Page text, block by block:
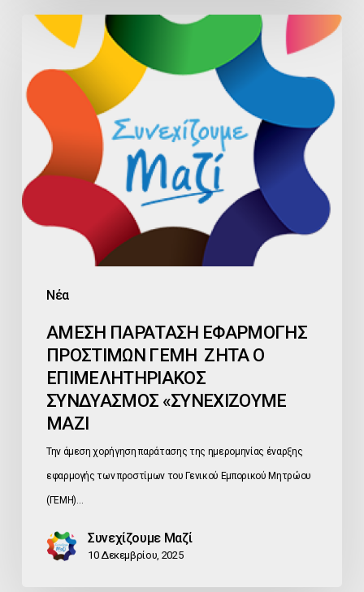
Νέα
ΑΜΕΣΗ
ΠΑΡΑΤΑΣΗ
ΕΦΑΡΜΟΓΗΣ
ΠΡΟΣΤΙΜΩΝ
ΓΕΜΗ
ΖΗΤΑ
ΕΠΙΜΕΛΗΤΗΡΙΑΚΟΣ
ΣΥΝΔΥΑΣΜΟΣ
«ΣΥΝΕΧΙΖΟΥΜΕ
ΑΜΕΣΗ ΠΑΡΑΤΑΣΗ ΕΦΑΡΜΟΓΗΣ
ΠΡΟΣΤΙΜΩΝ ΓΕΜΗ ΖΗΤΑ Ο
ΕΠΙΜΕΛΗΤΗΡΙΑΚΟΣ
ΣΥΝΔΥΑΣΜΟΣ «ΣΥΝΕΧΙΖΟΥΜΕ
ΜΑΖΙ
Την άμεση χορήγηση παράτασης της ημερομηνίας έναρξης
εφαρμογής των προστίμων του Γενικού Εμπορικού Μητρώου
(ΓΕΜΗ)…
Συνεχίζουμε Μαζί
10 Δεκεμβρίου, 2025